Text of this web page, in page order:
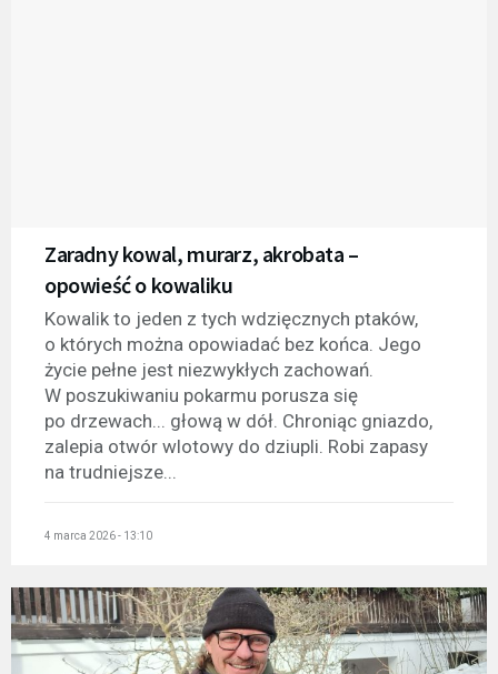
Zaradny kowal, murarz, akrobata –
opowieść o kowaliku
Kowalik to jeden z tych wdzięcznych ptaków,
o których można opowiadać bez końca. Jego
życie pełne jest niezwykłych zachowań.
W poszukiwaniu pokarmu porusza się
po drzewach... głową w dół. Chroniąc gniazdo,
zalepia otwór wlotowy do dziupli. Robi zapasy
na trudniejsze...
4 marca 2026 - 13:10